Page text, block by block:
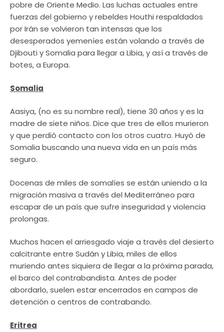
pobre de Oriente Medio. Las luchas actuales entre
fuerzas del gobierno y rebeldes Houthi respaldados
por Irán se volvieron tan intensas que los
desesperados yemeníes están volando a través de
Djibouti y Somalia para llegar a Libia, y así a través de
botes, a Europa.
Somalia
Aasiya, (no es su nombre real), tiene 30 años y es la
madre de siete niños. Dice que tres de ellos murieron
y que perdió contacto con los otros cuatro. Huyó de
Somalia buscando una nueva vida en un país más
seguro.
Docenas de miles de somalíes se están uniendo a la
migración masiva a través del Mediterráneo para
escapar de un país que sufre inseguridad y violencia
prolongas.
Muchos hacen el arriesgado viaje a través del desierto
calcitrante entre Sudán y Libia, miles de ellos
muriendo antes siquiera de llegar a la próxima parada,
el barco del contrabandista. Antes de poder
abordarlo, suelen estar encerrados en campos de
detención o centros de contrabando.
Eritrea